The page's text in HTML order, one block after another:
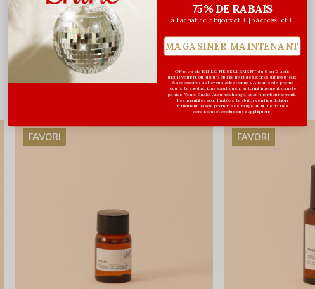
Évaluations
0/ 5
FAVORI FAVORI
75% DE RABAIS
à l'achat de 5 bijoux et + | 5 access. et +
MAGASINER MAINTENANT
Offre valide EN LIGNE SEULEMENT du 6 au 12 août
inclusivement ou jusqu'à épuisement des stocks sur les bijoux
& accessoires à cheveux sélectionnés. Aucun code promo
requis. Les réductions s’appliquent automatiquement dans le
panier. Vente finale. Aucun échange, aucun remboursement.
Les quantités sont limitées. Les bijoux en liquidation
n'incluent pas de pochette de rangement. Certaines
conditions et exclusions s'appliquent.